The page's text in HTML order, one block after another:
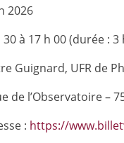
2026
30 à 17 h 00 (durée :
Guignard, UFR de
de l’Observatoire –
: https://